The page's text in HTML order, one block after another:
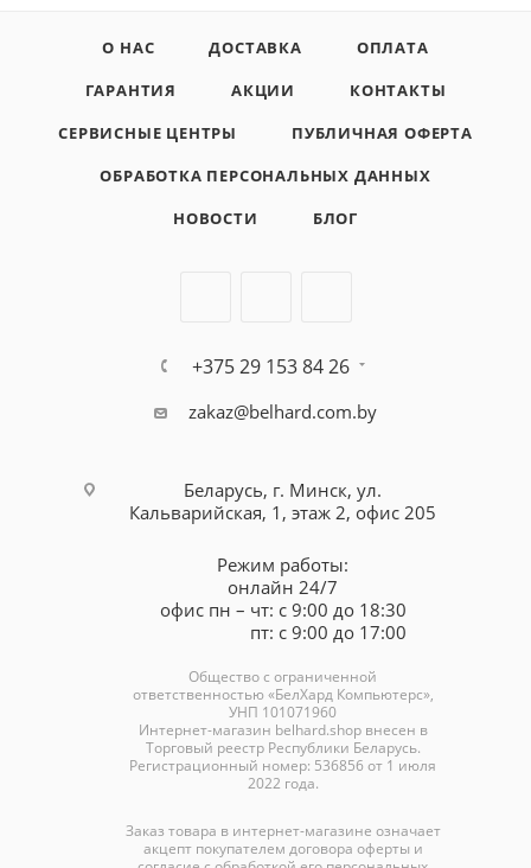
О НАС ДОСТАВКА
ОПЛАТА
ГАРАНТИЯ
АКЦИИ
КОНТАКТЫ
СЕРВИСНЫЕ ЦЕНТРЫ
ПУБЛИЧНАЯ ОФЕРТА
ОБРАБОТКА ПЕРСОНАЛЬНЫХ ДАННЫХ
НОВОСТИ
БЛОГ
+375 29 153 84 26
zakaz@belhard.com.by
Беларусь, г. Минск, ул.
Кальварийская, 1, этаж 2, офис 205
Режим работы:
онлайн 24/7
офис пн – чт: с 9:00 до 18:30
пт: с 9:00 до 17:00
Общество с ограниченной
ответственностью «БелХард Компьютерс»,
УНП 101071960
Интернет-магазин belhard.shopвнесен в
Торговый реестр Республики Беларусь.
Регистрационный номер: 536856 от 1 июля
2022 года.
Заказ товара в интернет-магазине означает
акцепт покупателем договора оферты и